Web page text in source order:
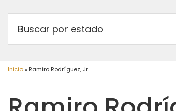
Inicio» Ramiro Rodríguez, Jr.